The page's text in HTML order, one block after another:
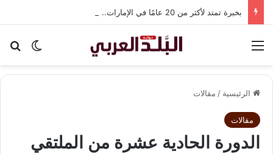
الوضع
الرئيسية / مقالات
مقالات
الدورة الحادية عشرة من الملتقي